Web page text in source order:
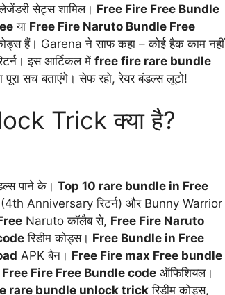
सेट्स शामिल। Free Fire Free Bundle
या Free Fire Naruto Bundle Free
हैं। Garena ने साफ कहा – कोई हैक काम नहीं
इस आर्टिकल में free fire rare bundle
सच बताएंगे। सेफ रहो, रेयर बंडल्स लूटो!
Trick क्या है?
पाने के। Top 10 rare bundle in Free
Anniversary रिटर्न) और Bunny Warrior
Naruto कॉलैब से, Free Fire Naruto
रिडीम कोड्स। Free Bundle in Free
APK बैन। Free Fire max Free bundle
Free Fire Free Bundle code ऑफिशियल।
rare bundle unlock trick रिडीम कोड्स,